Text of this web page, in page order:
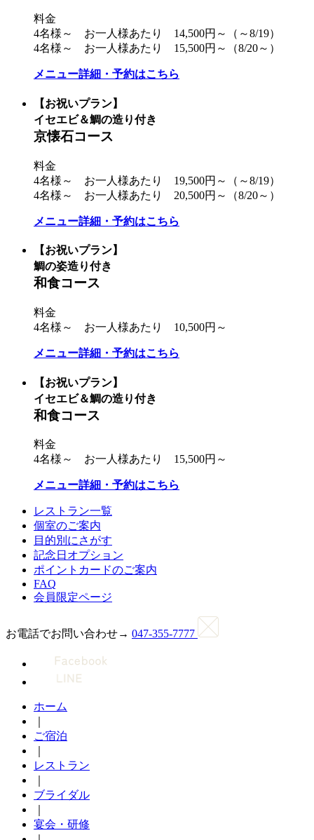
料金
4名様～ お一人様あたり 14,500円～（～8/19）
4名様～ お一人様あたり 15,500円～（8/20～）
メニュー詳細・予約はこちら
【お祝いプラン】
イセエビ＆鯛の造り付き
京懐石コース
料金
4名様～ お一人様あたり 19,500円～（～8/19）
4名様～ お一人様あたり 20,500円～（8/20～）
メニュー詳細・予約はこちら
【お祝いプラン】
鯛の姿造り付き
和食コース
料金
4名様～ お一人様あたり 10,500円～
メニュー詳細・予約はこちら
【お祝いプラン】
イセエビ＆鯛の造り付き
和食コース
料金
4名様～ お一人様あたり 15,500円～
メニュー詳細・予約はこちら
レストラン一覧
個室のご案内
目的別にさがす
記念日オプション
ポイントカードのご案内
FAQ
会員限定ページ
お電話でお問い合わせ→ 047-355-7777
ホーム
ご宿泊
レストラン
ブライダル
宴会・研修